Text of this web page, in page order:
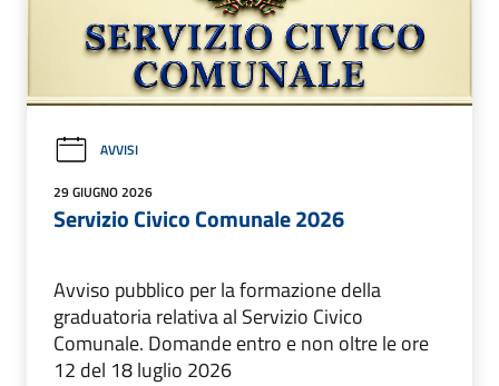
AVVISI
29 GIUGNO 2026
Servizio Civico Comunale 2026
Avviso pubblico per la formazione della
graduatoria relativa al Servizio Civico
Comunale. Domande entro e non oltre le ore
12 del 18 luglio 2026